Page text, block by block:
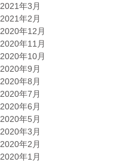
2021年3月
2021年2月
2020年12月
2020年11月
2020年10月
2020年9月
2020年8月
2020年7月
2020年6月
2020年5月
2020年3月
2020年2月
2020年1月